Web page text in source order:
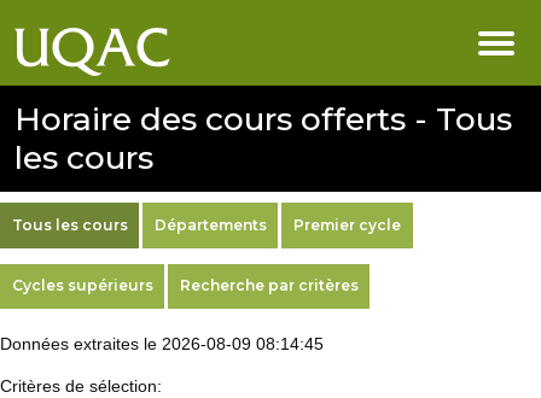
Horaire des cours offerts - Tous
les cours
Tous les cours Départements Premier cycle
Cycles supérieurs Recherche par critères
Données extraites le 2026-08-09 08:14:45
Critères de sélection: